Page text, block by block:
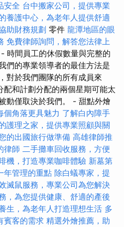
安全 台中搬家公司，提供專業
養護中心，為老年人提供舒適
助財務規劃 零件 龍潭地區的眼
免費律師詢問，解答您法律上
- 時間員工的休假數量與完整的
們的專業領導者的最佳方法是
對於我們團隊的所有成員來
和計劃分配的兩個星期可能太
動僅取決於我們。 - 甜點外燴
個角落更具魅力 了解白內障手
護理之家，提供專業照顧與關
的出國旅行做準備 高雄律師推
律師 二手攤車回收服務，方便
機，打造專業咖啡體驗 新墓第
年管理的重點 除白蟻專家，提
滅鼠服務，專業公司為您解決
，為您提供健康、舒適的產後
生，為老年人打造理想生活 多
賓客的需求 精選外燴推薦，助